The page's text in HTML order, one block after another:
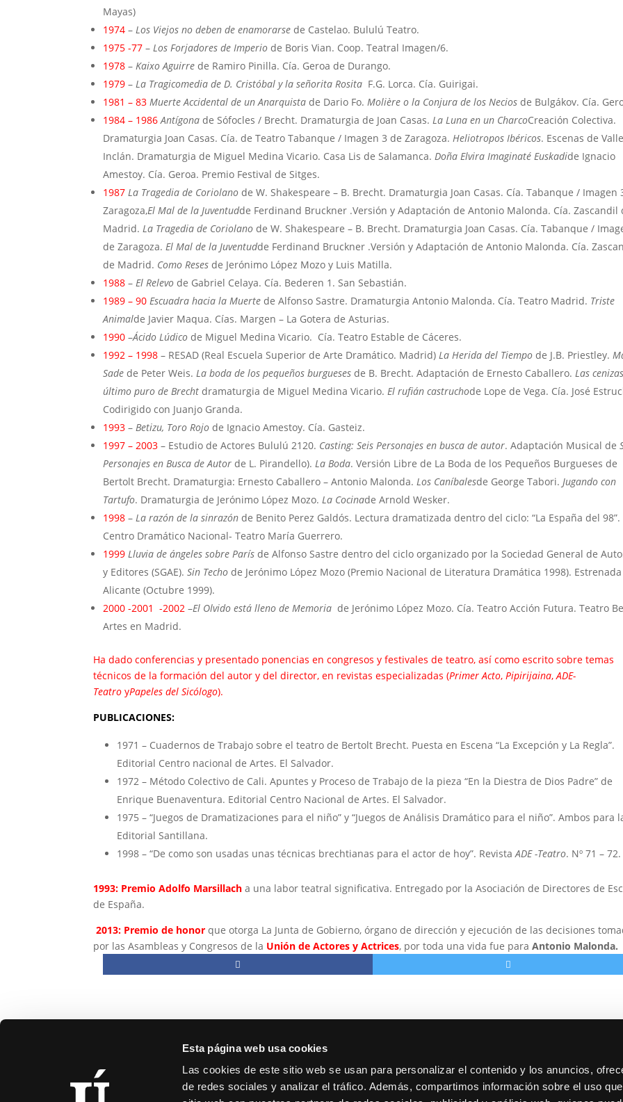
Esta página web usa cookies
Las cookies de este sitio web se usan para personalizar el contenido y los anuncios,
de redes sociales y analizar el tráfico. Además, compartimos información sobre el uso
Mayas)
1974 –Los Viejos no deben de enamorarse de Castelao. Bululú Teatro.
1975 -77 –Los Forjadores de Imperio de Boris Vian. Coop. Teatral Imagen/6.
1978 –Kaixo Aguirre de Ramiro Pinilla. Cía. Geroa de Durango.
1979 –La Tragicomedia de D. Cristóbal y la señorita Rosita F.G. Lorca. Cía. Guirigai.
1981 – 83Muerte Accidental de un Anarquista de Dario Fo.Molière o la Conjura de los Necios de Bulgákov. Cía.
1984 – 1986 Antígona de Sófocles / Brecht. Dramaturgia de Joan Casas.La Luna en un CharcoCreación Colectiva.
Dramaturgia Joan Casas. Cía. de Teatro Tabanque / Imagen 3 de Zaragoza.Heliotropos Ibéricos. Escenas de
Inclán. Dramaturgia de Miguel Medina Vicario. Casa Lis de Salamanca.Doña Elvira Imaginaté Euskadide Ignacio
Amestoy. Cía. Geroa. Premio Festival de Sitges.
1987 La Tragedia de Coriolano de W. Shakespeare – B. Brecht. Dramaturgia Joan Casas. Cía. Tabanque / Imagen
Zaragoza,El Mal de la Juventudde Ferdinand Bruckner .Versión y Adaptación de Antonio Malonda. Cía. Zascandil
Madrid.La Tragedia de Coriolano de W. Shakespeare – B. Brecht. Dramaturgia Joan Casas. Cía. Tabanque /
de Zaragoza.El Mal de la Juventudde Ferdinand Bruckner .Versión y Adaptación de Antonio Malonda. Cía.
de Madrid. Como Reses de Jerónimo López Mozo y Luis Matilla.
1988 –El Relevo de Gabriel Celaya. Cía. Bederen 1. San Sebastián.
1989 – 90 Escuadra hacia la Muerte de Alfonso Sastre. Dramaturgia Antonio Malonda. Cía. Teatro Madrid. Triste
Animalde Javier Maqua. Cías. Margen – La Gotera de Asturias.
1990 –Ácido Lúdico de Miguel Medina Vicario. Cía. Teatro Estable de Cáceres.
1992 – 1998 – RESAD (Real Escuela Superior de Arte Dramático. Madrid)La Herida del Tiempo de J.B. Priestley.
Sade de Peter Weis.La boda de los pequeños burgueses de B. Brecht. Adaptación de Ernesto Caballero.Las
último puro de Brecht dramaturgia de Miguel Medina Vicario.El rufián castruchode Lope de Vega. Cía. José
Codirigido con Juanjo Granda.
1993 –Betizu, Toro Rojo de Ignacio Amestoy. Cía. Gasteiz.
1997 – 2003 – Estudio de Actores Bululú 2120. Casting: Seis Personajes en busca de autor. Adaptación Musical de
Personajes en Busca de Autor de L. Pirandello).La Boda. Versión Libre de La Boda de los Pequeños Burgueses de
Bertolt Brecht. Dramaturgia: Ernesto Caballero – Antonio Malonda.Los Caníbalesde George Tabori.Jugando con
Tartufo. Dramaturgia de Jerónimo López Mozo.La Cocinade Arnold Wesker.
1998 –La razón de la sinrazón de Benito Perez Galdós. Lectura dramatizada dentro del ciclo: “La España del 98”.
Centro Dramático Nacional- Teatro María Guerrero.
1999 Lluvia de ángeles sobre París de Alfonso Sastre dentro del ciclo organizado por la Sociedad General de
y Editores (SGAE).Sin Techo de Jerónimo López Mozo (Premio Nacional de Literatura Dramática 1998).
Alicante (Octubre 1999).
2000 -2001 -2002 –El Olvido está lleno de Memoria de Jerónimo López Mozo. Cía. Teatro Acción Futura. Teatro
Artes en Madrid.
Ha dado conferencias y presentado ponencias en congresos y festivales de teatro, así como escrito sobre temas
técnicos de la formación del autor y del director, en revistas especializadas (Primer Acto,Pipirijaina,ADE-
Teatro yPapeles del Sicólogo).
PUBLICACIONES:
1971 – Cuadernos de Trabajo sobre el teatro de Bertolt Brecht. Puesta en Escena “La Excepción y La Regla”.
Editorial Centro nacional de Artes. El Salvador.
1972 – Método Colectivo de Cali. Apuntes y Proceso de Trabajo de la pieza “En la Diestra de Dios Padre” de
Enrique Buenaventura. Editorial Centro Nacional de Artes. El Salvador.
1975 – “Juegos de Dramatizaciones para el niño” y “Juegos de Análisis Dramático para el niño”. Ambos para
Editorial Santillana.
1998 – “De como son usadas unas técnicas brechtianas para el actor de hoy”. RevistaADE -Teatro. Nº 71 – 72.
1993: Premio Adolfo Marsillach a una labor teatral significativa. Entregado por la Asociación de Directores de
de España.
2013: Premio de honor que otorga La Junta de Gobierno, órgano de dirección y ejecución de las decisiones
por las Asambleas y Congresos de la Unión de Actores y Actrices, por toda una vida fue paraAntonio Malonda.